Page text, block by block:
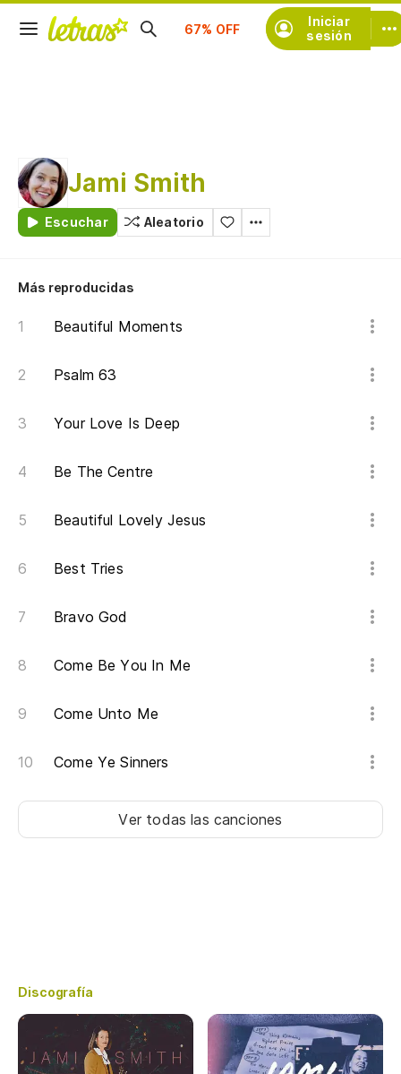
Iniciar
sesión
Suscríbete
Jami Smith
Escuchar Aleatorio
Más reproducidas
Beautiful Moments
Psalm 63
Your Love Is Deep
Be The Centre
Beautiful Lovely Jesus
Best Tries
Bravo God
Come Be You In Me
Come Unto Me
Come Ye Sinners
Ver todas las canciones
Discografía